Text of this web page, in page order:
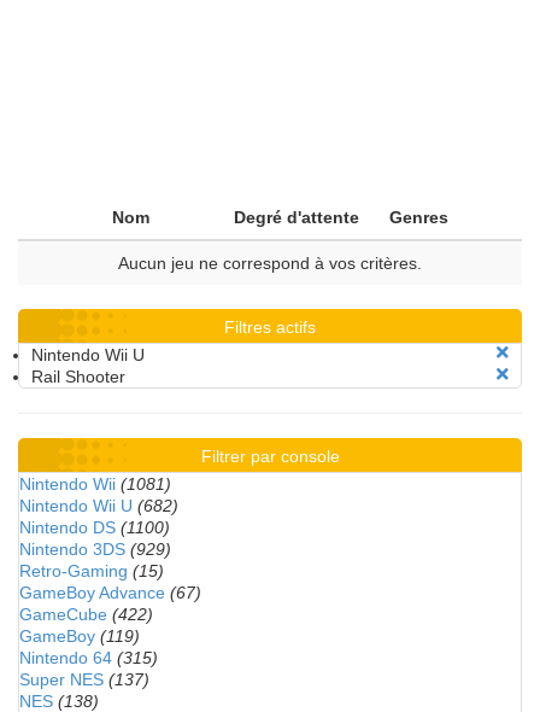
Nom Degré d'attente Genres
Aucun jeu ne correspond à vos critères.
Filtres actifs
Nintendo Wii U
Rail Shooter
Filtrer par console
Nintendo Wii (1081)
Nintendo Wii U (682)
Nintendo DS (1100)
Nintendo 3DS (929)
Retro-Gaming (15)
GameBoy Advance (67)
GameCube (422)
GameBoy (119)
Nintendo 64 (315)
Super NES (137)
NES (138)